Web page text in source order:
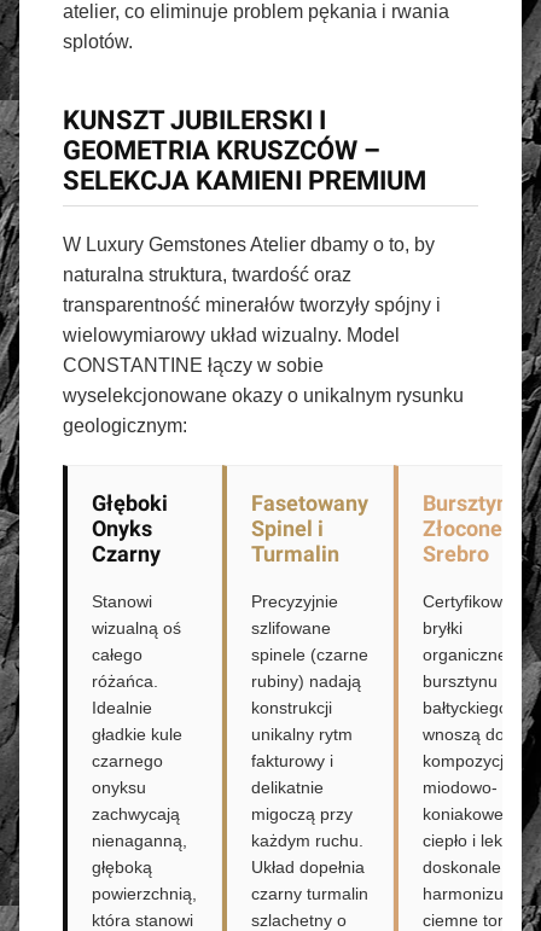
atelier, co eliminuje problem pękania i rwania
splotów.
KUNSZT JUBILERSKI I
GEOMETRIA KRUSZCÓW –
SELEKCJA KAMIENI PREMIUM
W Luxury Gemstones Atelier dbamy o to, by
naturalna struktura, twardość oraz
transparentność minerałów tworzyły spójny i
wielowymiarowy układ wizualny. Model
CONSTANTINE łączy w sobie
wyselekcjonowane okazy o unikalnym rysunku
geologicznym:
Głęboki
Onyks
Czarny
Stanowi
wizualną oś
całego
różańca.
Idealnie
gładkie kule
czarnego
onyksu
zachwycają
nienaganną,
głęboką
powierzchnią,
która stanowi
Fasetowany
Spinel i
Turmalin
Precyzyjnie
szlifowane
spinele (czarne
rubiny) nadają
konstrukcji
unikalny rytm
fakturowy i
delikatnie
migoczą przy
każdym ruchu.
Układ dopełnia
czarny turmalin
szlachetny o
Bursztyn i
Złocone
Srebro
Certyfikowane
bryłki
organicznego
bursztynu
bałtyckiego
wnoszą do
kompozycji
miodowo-
koniakowe
ciepło i lekkość,
doskonale
harmonizując
ciemne tony.